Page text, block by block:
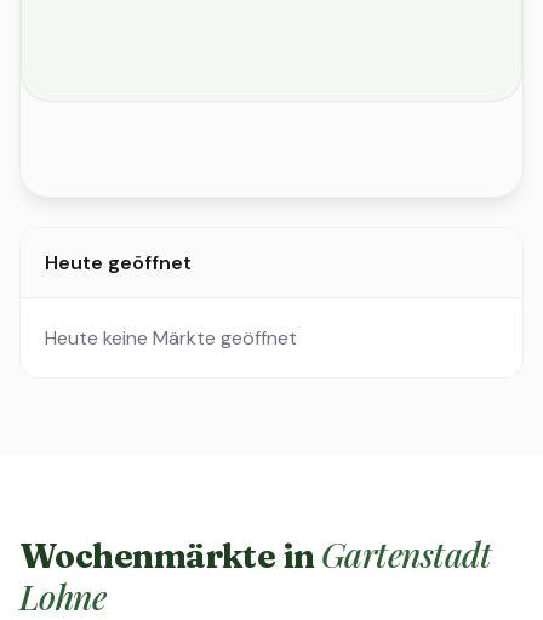
Heute geöffnet
Heute keine Märkte geöffnet
Wochenmärkte inGartenstadt
Lohne